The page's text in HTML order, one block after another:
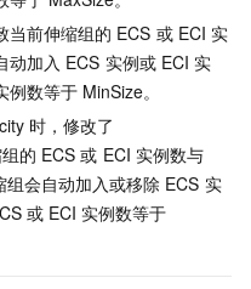
当前伸缩组的 ECS 或 ECI 实
动加入 ECS 实例或 ECI 实
例数等于 MinSize。
时，修改了
的 ECS 或 ECI 实例数与
组会自动加入或移除 ECS 实
或 ECI 实例数等于